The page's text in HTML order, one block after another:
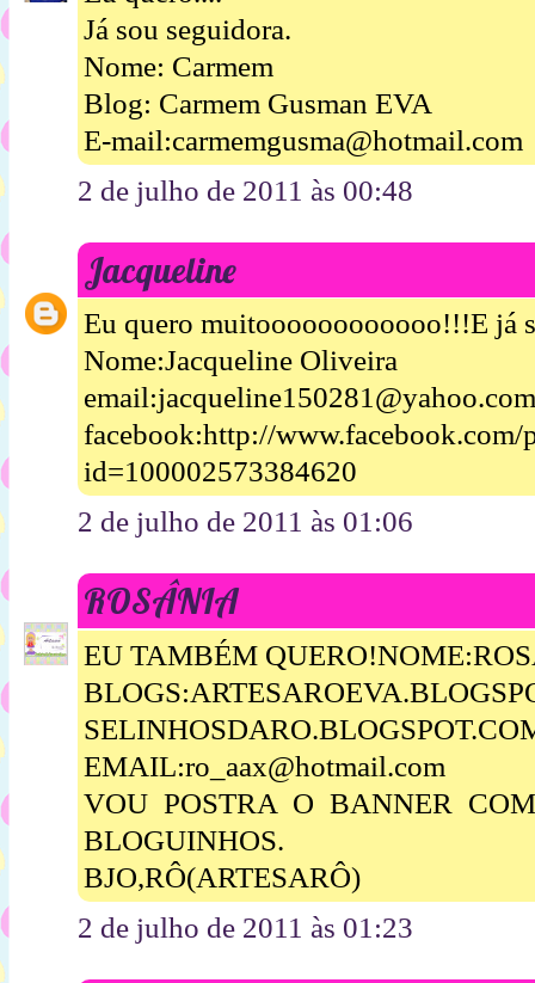
Já sou seguidora.
Nome: Carmem
Blog: Carmem Gusman EVA
E-mail:carmemgusma@hotmail.com
2 de julho de 2011 às 00:48
Jacqueline
Eu quero muitoooooooooooo!!!E já
Nome:Jacqueline Oliveira
facebook:http://www.facebook.com/
id=100002573384620
2 de julho de 2011 às 01:06
ROSÂNIA
EU TAMBÉM
EMAIL:ro_aax@hotmail.com
VOU POSTRA O BANNER
BLOGUINHOS.
BJO,RÔ(ARTESARÔ)
2 de julho de 2011 às 01:23